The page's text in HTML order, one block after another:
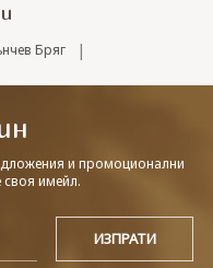
Бряг |
и промоционални
имейл.